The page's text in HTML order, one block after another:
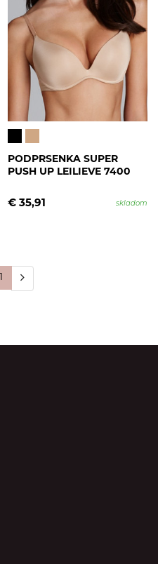
PODPRSENKA SUPER
PUSH UP LEILIEVE 7400
€ 35,91 skladom
1